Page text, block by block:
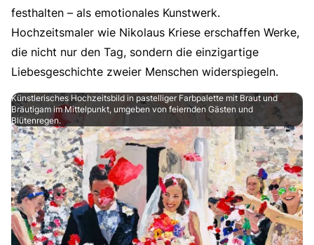
festhalten – als emotionales Kunstwerk.
Hochzeitsmaler wie Nikolaus Kriese erschaffen Werke,
die nicht nur den Tag, sondern die einzigartige
Liebesgeschichte zweier Menschen widerspiegeln.
Künstlerisches Hochzeitsbild in pastelliger Farbpalette mit Braut und
Bräutigam im Mittelpunkt, umgeben von feiernden Gästen und
Blütenregen.